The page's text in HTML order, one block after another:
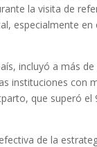
la visita de
especialmente
incluyó a más
instituciones con
que superó
de la